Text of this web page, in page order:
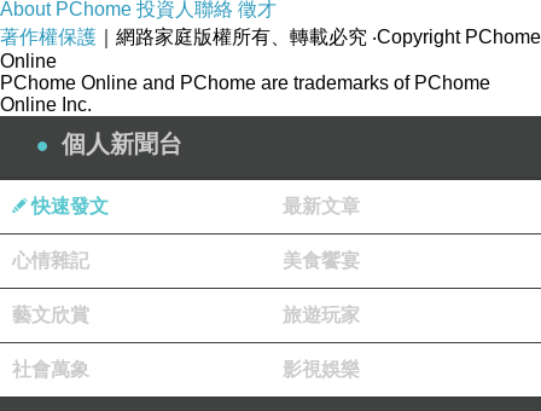
About PChome 投資人聯絡 徵才
著作權保護 ｜網路家庭版權所有、轉載必究 ‧Copyright PChome
Online
PChome Online and PChome are trademarks of PChome
Online Inc.
個人新聞台
快速發文 最新文章
心情雜記 美食饗宴
藝文欣賞 旅遊玩家
社會萬象 影視娛樂